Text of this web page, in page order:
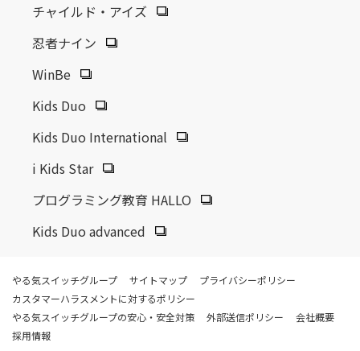
チャイルド・アイズ
忍者ナイン
WinBe
Kids Duo
Kids Duo International
i Kids Star
プログラミング教育 HALLO
Kids Duo advanced
やる気スイッチグループ サイトマップ
プライバシーポリシー
カスタマーハラスメントに対するポリシー
やる気スイッチグループの安心・安全対策
外部送信ポリシー
会社概要
採用情報